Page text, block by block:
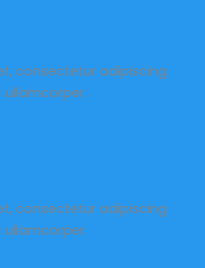
consectetur adipiscing
ullamcorper.
consectetur adipiscing
ullamcorper.